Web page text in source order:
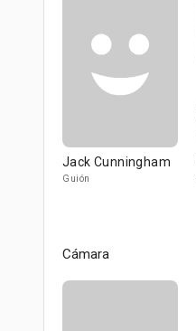
Jack Cunningham
Guión
Cámara